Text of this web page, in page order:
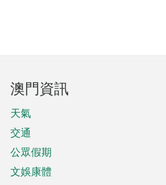
澳門資訊
天氣
交通
公眾假期
文娛康體